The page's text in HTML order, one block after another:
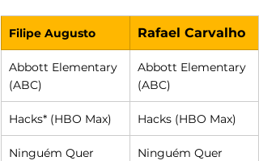
Filipe Augusto Rafael Carvalho
Abbott Elementary
(ABC)
Abbott Elementary
(ABC)
Hacks* (HBO Max) Hacks (HBO Max)
Ninguém Quer
Ninguém Quer